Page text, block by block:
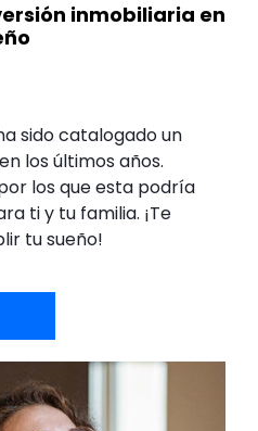
inmobiliaria en
sido catalogado un
los últimos años.
los que esta podría
ti y tu familia. ¡Te
tu sueño!